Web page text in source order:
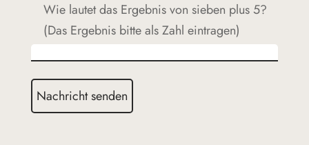
Wie lautet das Ergebnis von sieben plus 5?
(Das Ergebnis bitte als Zahl eintragen)